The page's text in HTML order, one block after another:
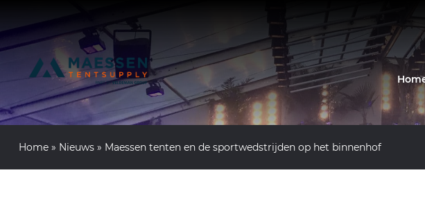
Home» Nieuws» Maessen tenten en de sportwedstrijden op het binnenhof